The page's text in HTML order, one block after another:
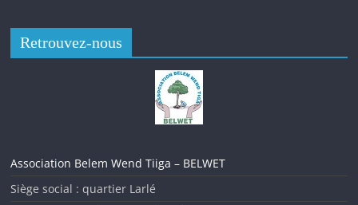
Retrouvez-nous
Association Belem Wend Tiiga – BELWET
Siège social : quartier Larlé